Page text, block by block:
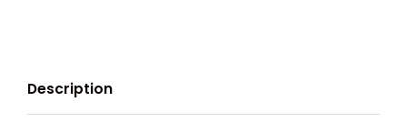
Description